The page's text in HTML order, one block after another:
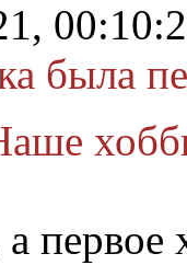
была
первое